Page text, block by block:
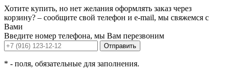
Хотите купить, но нет желания оформлять заказ через
корзину? – сообщите свой телефон и e-mail, мы свяжемся с
Вами
Введите номер телефона, мы Вам перезвоним
Отправить
* - поля, обязательные для заполнения.